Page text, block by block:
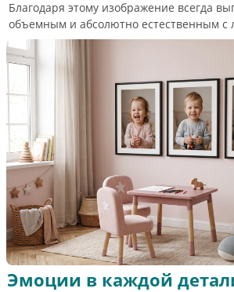
Благодаря этому изображение всегда
объемным и абсолютно естественным с
Эмоции в каждой